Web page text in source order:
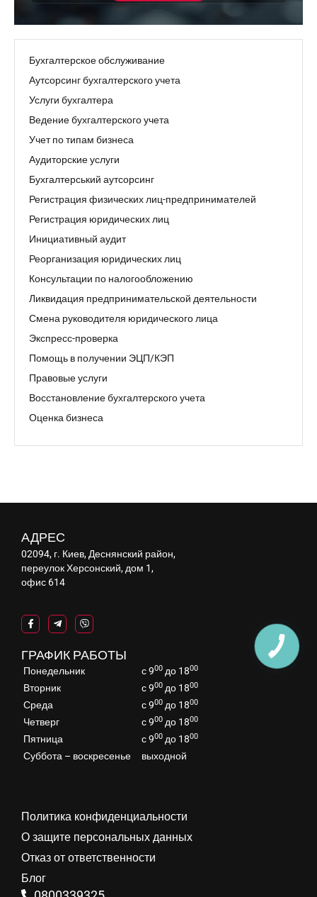
Бухгалтерское обслуживание
Аутсорсинг бухгалтерского учета
Услуги бухгалтера
Ведение бухгалтерского учета
Учет по типам бизнеса
Аудиторские услуги
Бухгалтерський аутсорсинг
Регистрация физических лиц-предпринимателей
Регистрация юридических лиц
Инициативный аудит
Реорганизация юридических лиц
Консультации по налогообложению
Ликвидация предпринимательской деятельности
Смена руководителя юридического лица
Экспресс-проверка
Помощь в получении ЭЦП/КЭП
Правовые услуги
Восстановление бухгалтерского учета
Оценка бизнеса
АДРЕС
02094, г. Киев, Деснянский район,
переулок Херсонский, дом 1,
офис 614
ГРАФИК РАБОТЫ
Понедельник с 900 до 1800
Вторник с 900 до 1800
Среда с 900 до 1800
Четверг с 900 до 1800
Пятница с 900 до 1800
Суббота – воскресенье выходной
Политика конфиденциальности
О защите персональных данных
Отказ от ответственности
Блог